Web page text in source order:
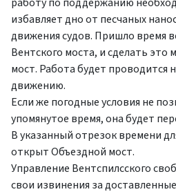
избавляет дно от песчаных
движения судов. Пришло время
Вентского моста, и сделать
мост. Работа будет
движению.
Если же погодные условия не
упомянутое время, она будет
В указанный отрезок времени
открыт Объездной мост.
Управление Вентспилсского
свои извинения за